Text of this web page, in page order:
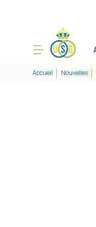
Accueil Nouvelles